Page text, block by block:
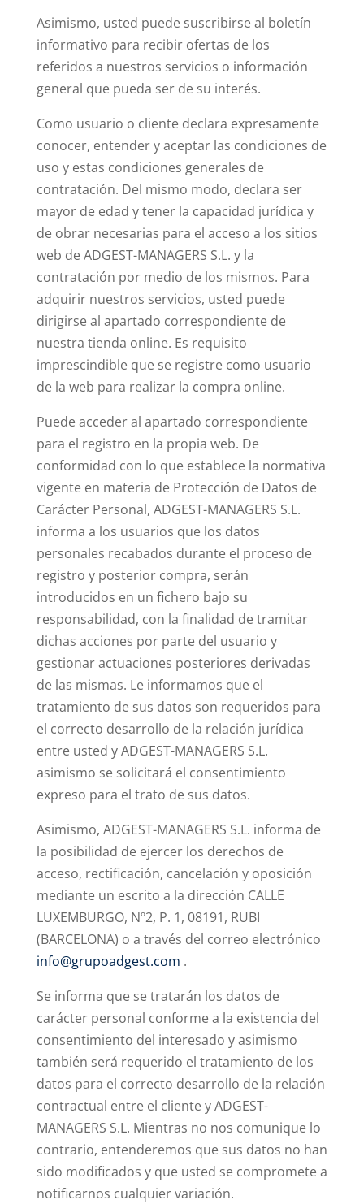
Asimismo, usted puede suscribirse al boletín
informativo para recibir ofertas de los
referidos a nuestros servicios o información
general que pueda ser de su interés.
Como usuario o cliente declara expresamente
conocer, entender y aceptar las condiciones de
uso y estas condiciones generales de
contratación. Del mismo modo, declara ser
mayor de edad y tener la capacidad jurídica y
de obrar necesarias para el acceso a los sitios
web de ADGEST-MANAGERS S.L. y la
contratación por medio de los mismos. Para
adquirir nuestros servicios, usted puede
dirigirse al apartado correspondiente de
nuestra tienda online. Es requisito
imprescindible que se registre como usuario
de la web para realizar la compra online.
Puede acceder al apartado correspondiente
para el registro en la propia web. De
conformidad con lo que establece la normativa
vigente en materia de Protección de Datos de
Carácter Personal, ADGEST-MANAGERS S.L.
informa a los usuarios que los datos
personales recabados durante el proceso de
registro y posterior compra, serán
introducidos en un fichero bajo su
responsabilidad, con la finalidad de tramitar
dichas acciones por parte del usuario y
gestionar actuaciones posteriores derivadas
de las mismas. Le informamos que el
tratamiento de sus datos son requeridos para
el correcto desarrollo de la relación jurídica
entre usted y ADGEST-MANAGERS S.L.
asimismo se solicitará el consentimiento
expreso para el trato de sus datos.
Asimismo, ADGEST-MANAGERS S.L. informa de
la posibilidad de ejercer los derechos de
acceso, rectificación, cancelación y oposición
mediante un escrito a la dirección CALLE
LUXEMBURGO, Nº2, P. 1, 08191, RUBI
(BARCELONA) o a través del correo electrónico
info@grupoadgest.com .
Se informa que se tratarán los datos de
carácter personal conforme a la existencia del
consentimiento del interesado y asimismo
también será requerido el tratamiento de los
datos para el correcto desarrollo de la relación
contractual entre el cliente y ADGEST-
MANAGERS S.L. Mientras no nos comunique lo
contrario, entenderemos que sus datos no han
sido modificados y que usted se compromete a
notificarnos cualquier variación.